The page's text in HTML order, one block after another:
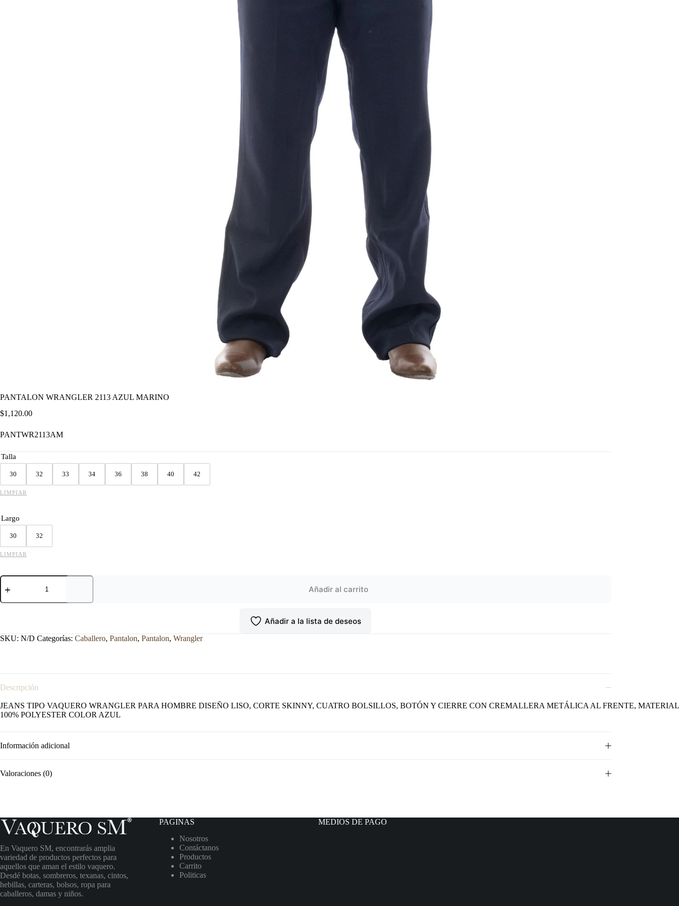
PANTALON WRANGLER 2113 AZUL MARINO
$1,120.00
PANTWR2113AM
Talla
30 32 33 34 36 38 40 42
LIMPIAR
Largo
30 32
LIMPIAR
PANTALON
WRANGLER
AZUL
Añadir al carrito
Añadir a la lista de deseos
SKU: N/D Categorías: Caballero, Pantalon, Pantalon, Wrangler
Descripción
JEANS TIPO VAQUERO WRANGLER PARA HOMBRE DISEÑO LISO, CORTE SKINNY, CUATRO BOLSILLOS, BOTÓN Y CIERRE CON CREMALLERA METÁLICA AL FRENTE, MATERIAL
100% POLYESTER COLOR AZUL
Información adicional
Valoraciones (0)
En Vaquero SM, encontrarás amplia
variedad de productos perfectos para
aquellos que aman el estilo vaquero.
Desdé botas, sombreros, texanas, cintos,
hebillas, carteras, bolsos, ropa para
caballeros, damas y niños.
PAGINAS
Nosotros
Contáctanos
Productos
Carrito
Politicas
MEDIOS DE PAGO